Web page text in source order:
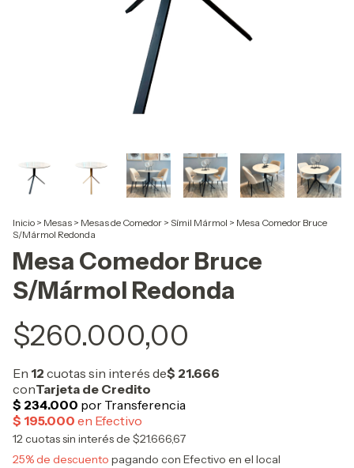
Inicio > Mesas > Mesas de Comedor > Símil Mármol > Mesa Comedor Bruce
S/Mármol Redonda
Mesa Comedor Bruce
S/Mármol Redonda
$260.000,00
12cuotas sin interés de $21.666,67
25% de descuento pagando con Efectivo en el local